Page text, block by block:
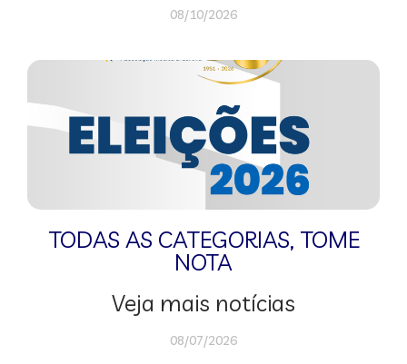
08/10/2026
TODAS AS CATEGORIAS, TOME
NOTA
Veja mais notícias
08/07/2026